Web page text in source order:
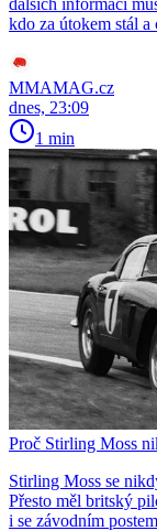
kdo za útokem stál
MMAMAG.cz
dnes, 23:09
1 min
Proč Stirling Moss
Stirling Moss se
Přesto měl britský
i se závodním